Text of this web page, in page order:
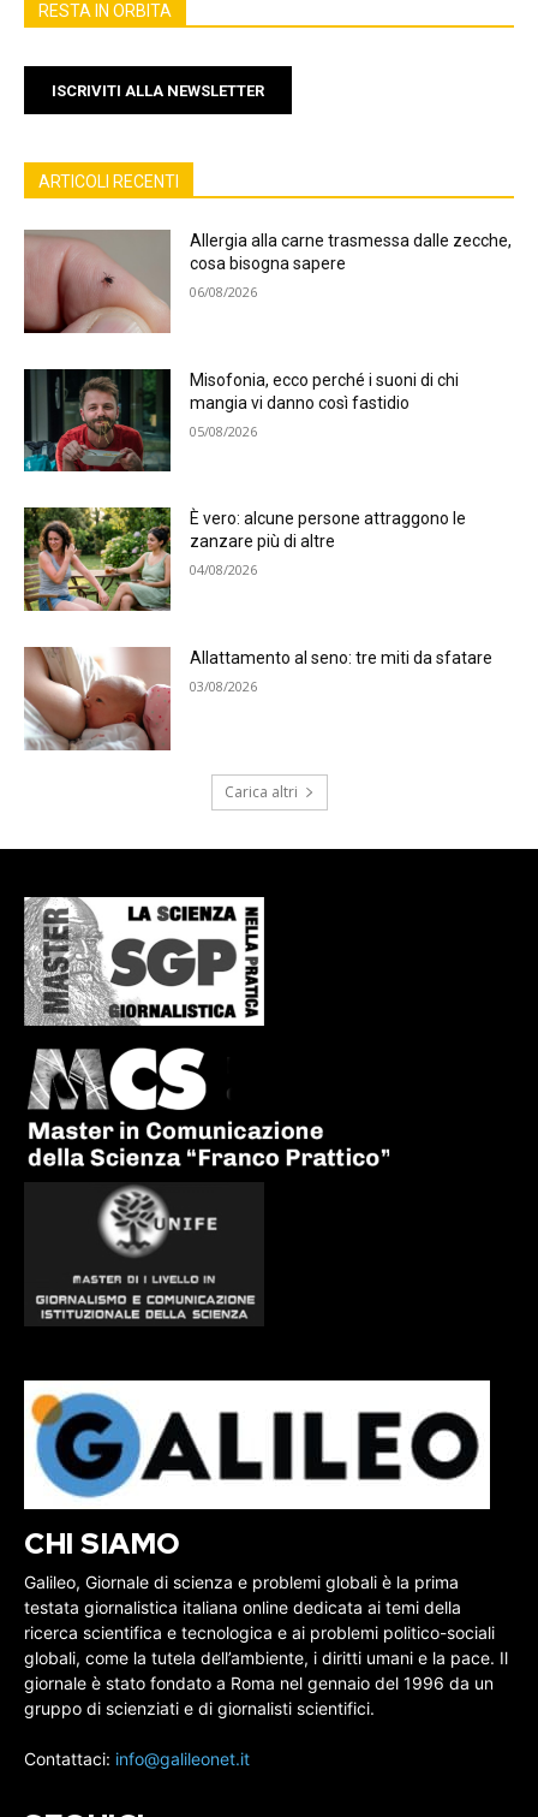
RESTA IN ORBITA
ISCRIVITI ALLA NEWSLETTER
ARTICOLI RECENTI
Allergia alla carne trasmessa dalle zecche,
cosa bisogna sapere
06/08/2026
Misofonia, ecco perché i suoni di chi
mangia vi danno così fastidio
05/08/2026
È vero: alcune persone attraggono le
zanzare più di altre
04/08/2026
Allattamento al seno: tre miti da sfatare
03/08/2026
Carica altri
CHI SIAMO
Galileo, Giornale di scienza e problemi globali è la prima
testata giornalistica italiana online dedicata ai temi della
ricerca scientifica e tecnologica e ai problemi politico-sociali
globali, come la tutela dell’ambiente, i diritti umani e la pace. Il
giornale è stato fondato a Roma nel gennaio del 1996 da un
gruppo di scienziati e di giornalisti scientifici.
Contattaci: info@galileonet.it